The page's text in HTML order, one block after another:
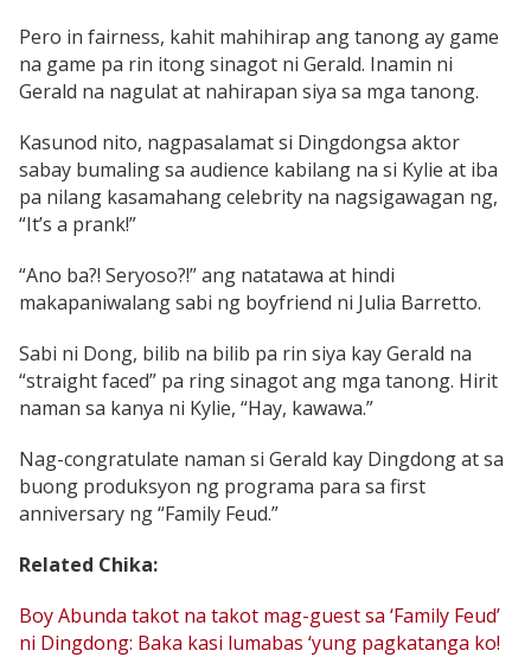
Pero in fairness, kahit mahihirap ang tanong ay game
na game pa rin itong sinagot ni Gerald. Inamin ni
Gerald na nagulat at nahirapan siya sa mga tanong.
Kasunod nito, nagpasalamat si Dingdongsa aktor
sabay bumaling sa audience kabilang na si Kylie at iba
pa nilang kasamahang celebrity na nagsigawagan ng,
“It’s a prank!”
“Ano ba?! Seryoso?!” ang natatawa at hindi
makapaniwalang sabi ng boyfriend ni Julia Barretto.
Sabi ni Dong, bilib na bilib pa rin siya kay Gerald na
“straight faced” pa ring sinagot ang mga tanong. Hirit
naman sa kanya ni Kylie, “Hay, kawawa.”
Nag-congratulate naman si Gerald kay Dingdong at sa
buong produksyon ng programa para sa first
anniversary ng “Family Feud.”
Related Chika:
Boy Abunda takot na takot mag-guest sa ‘Family Feud’
ni Dingdong: Baka kasi lumabas ‘yung pagkatanga ko!